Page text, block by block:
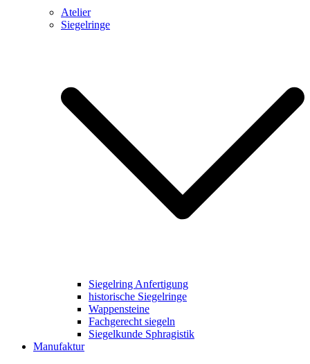
Atelier
Siegelringe
Siegelring Anfertigung
historische Siegelringe
Wappensteine
Fachgerecht siegeln
Siegelkunde Sphragistik
Manufaktur